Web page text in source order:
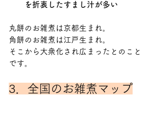
を折衷したすまし汁が多い
丸餅のお雑煮は京都生まれ。
角餅のお雑煮は江戸生まれ。
そこから大衆化され広まったとのこと
です。
3．全国のお雑煮マップ